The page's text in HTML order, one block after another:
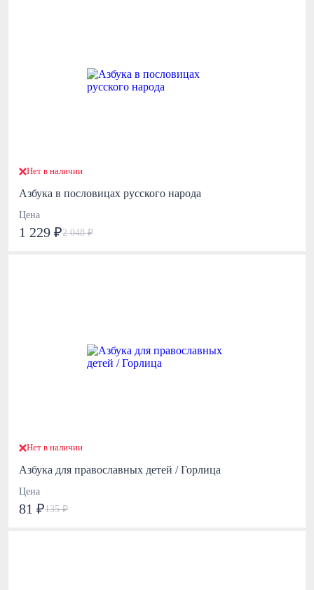
Нет в наличии
Азбука в пословицах русского народа
Цена
1 229 ₽2 048 ₽
Нет в наличии
Азбука для православных детей / Горлица
Цена
81 ₽135 ₽